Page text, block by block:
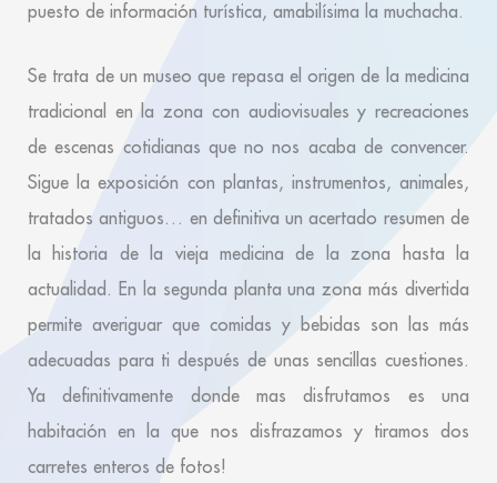
puesto de información turística, amabilísima la muchacha.
Se trata de un museo que repasa el origen de la medicina
tradicional en la zona con audiovisuales y recreaciones
de escenas cotidianas que no nos acaba de convencer.
Sigue la exposición con plantas, instrumentos, animales,
tratados antiguos… en definitiva un acertado resumen de
la historia de la vieja medicina de la zona hasta la
actualidad. En la segunda planta una zona más divertida
permite averiguar que comidas y bebidas son las más
adecuadas para ti después de unas sencillas cuestiones.
Ya definitivamente donde mas disfrutamos es una
habitación en la que nos disfrazamos y tiramos dos
carretes enteros de fotos!